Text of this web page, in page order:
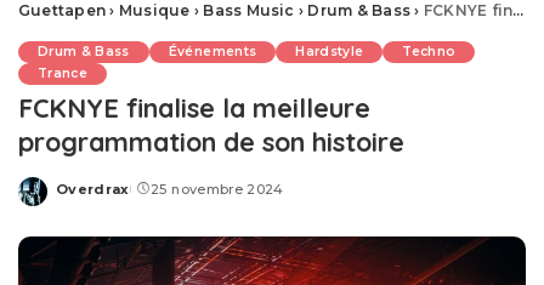
Guettapen › Musique › Bass Music › Drum & Bass › FCKNYE finalise la meilleure programmation de son histoire
Drum & Bass Événements Hardstyle
Techno
Trance
FCKNYE finalise la meilleure
programmation de son histoire
Posted
Overdrax 25 novembre 2024